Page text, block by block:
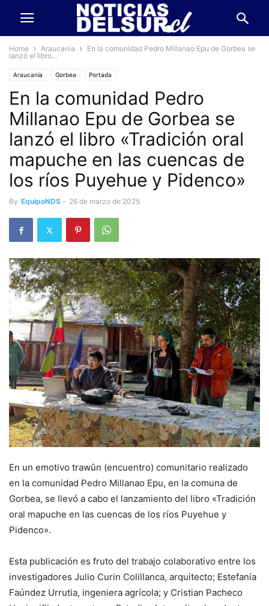
Home Araucanía
En la comunidad Pedro Millanao Epu de Gorbea se
lanzó el libro...
Araucanía Gorbea Portada
En la comunidad Pedro
Millanao Epu de Gorbea se
lanzó el libro «Tradición oral
mapuche en las cuencas de
los ríos Puyehue y Pidenco»
By EquipoNDS - 26 de marzo de 2025
En un emotivo trawûn (encuentro) comunitario realizado
en la comunidad Pedro Millanao Epu, en la comuna de
Gorbea, se llevó a cabo el lanzamiento del libro «Tradición
oral mapuche en las cuencas de los ríos Puyehue y
Pidenco».
Esta publicación es fruto del trabajo colaborativo entre los
investigadores Julio Curin Colillanca, arquitecto; Estefanía
Faúndez Urrutia, ingeniera agrícola; y Cristian Pacheco